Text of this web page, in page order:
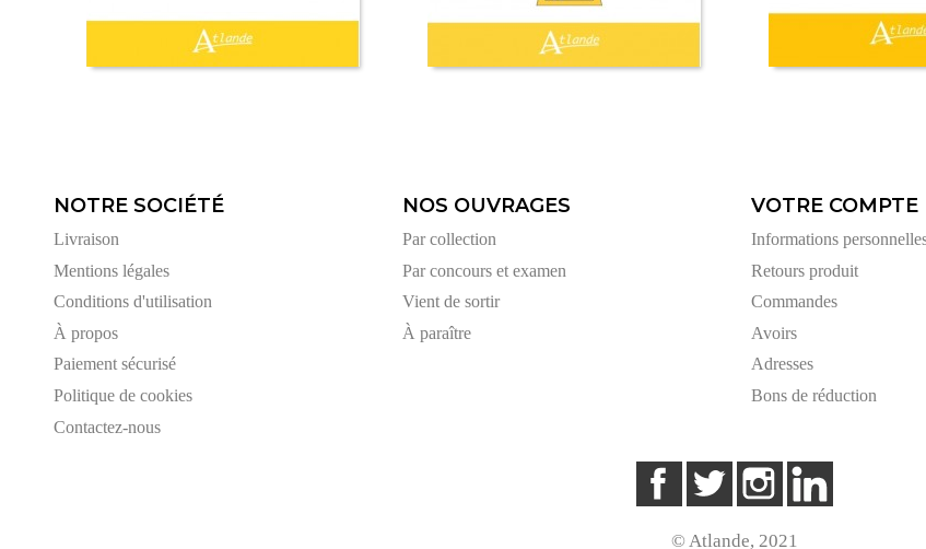
NOTRE SOCIÉTÉ
Livraison
Mentions légales
Conditions d'utilisation
À propos
Paiement sécurisé
Politique de cookies
Contactez-nous
NOS OUVRAGES
Par collection
Par concours et examen
Vient de sortir
À paraître
VOTRE COMPTE
Informations
Retours produit
Commandes
Avoirs
Adresses
Bons de réduction
FacebookTwitter Instagram
© Atlande, 2021